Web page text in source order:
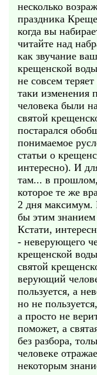
несколько
праздника
когда вы
читайте над
как звучание
крещенской
не совсем
таки изменения
человека были
святой
постарался
понимаемое
статьи о
интересно). И
там... в
которое те же
2 дня максимум.
бы этим знанием
Кстати,
- неверующего
крещенской
святой
верующий
пользуется, а
но не
а просто не
поможет, а
без разбора,
человеке
некоторым